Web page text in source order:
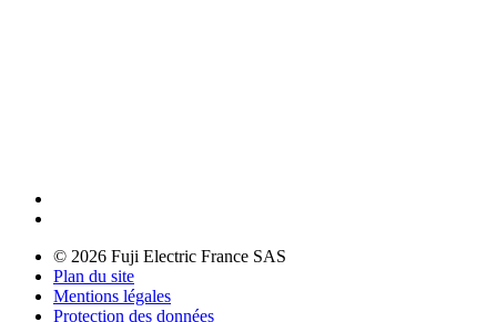
© 2026 Fuji Electric France SAS
Plan du site
Mentions légales
Protection des données